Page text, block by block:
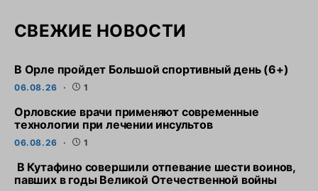
СВЕЖИЕ НОВОСТИ
В Орле пройдет Большой спортивный день (6+)
06.08.26 1
Орловские врачи применяют современные
технологии при лечении инсультов
06.08.26 1
В Кутафино совершили отпевание шести воинов,
павших в годы Великой Отечественной войны